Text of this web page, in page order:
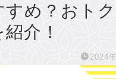
め？おト
介！
2024